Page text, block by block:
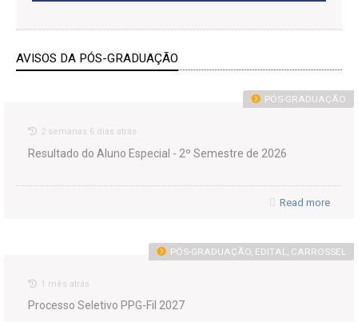
AVISOS DA PÓS-GRADUAÇÃO
PÓS-GRADUAÇÃO
2 semanas 6 dias atrás
Resultado do Aluno Especial - 2º Semestre de 2026
Read more
PÓS-GRADUAÇÃO, EDITAL, CARROSSEL
1 mês atrás
Processo Seletivo PPG-Fil 2027